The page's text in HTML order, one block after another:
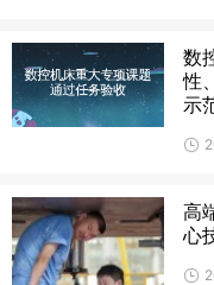
期以来，国产数控机床始
高档依靠进口的局面，
依靠进口，技术受制于人
数
性
示
高
心